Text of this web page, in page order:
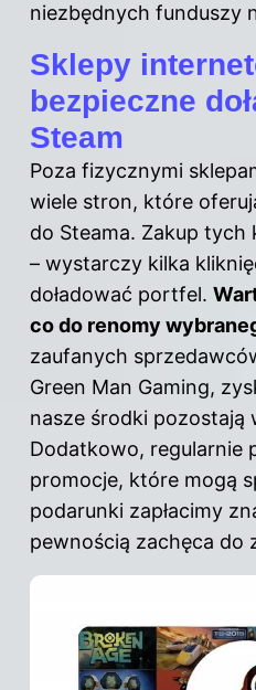
niezbędnych funduszy
Sklepy
bezpieczne
Steam
Poza fizycznymi
wiele stron, które
do Steama. Zakup
– wystarczy kilka
doładować portfel.
co do renomy
zaufanych
Green Man Gaming,
nasze środki pozostają
Dodatkowo, regularnie
promocje, które mogą
podarunki zapłacimy
pewnością zachęca do